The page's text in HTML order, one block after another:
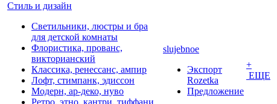
Стиль и дизайн
Светильники, люстры и бра
для детской комнаты
Флористика, прованс,
викторианский
Классика, ренессанс, ампир
Лофт, стимпанк, эдиссон
Модерн, ар-деко, нуво
Ретро, этно, кантри, тиффани
slujebnoe
Экспорт
Rozetka
Предложение
+
ЕЩЕ